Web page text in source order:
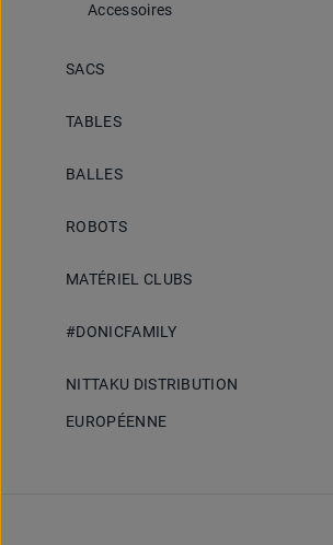
Accessoires
SACS
TABLES
BALLES
ROBOTS
MATÉRIEL CLUBS
#DONICFAMILY
NITTAKU DISTRIBUTION
EUROPÉENNE